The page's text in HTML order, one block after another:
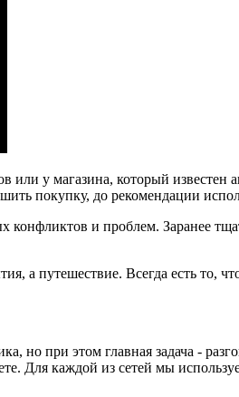
или у магазина, который
покупку, до рекомендации
и проблем. Заранее
а путешествие. Всегда есть
но при этом главная задача -
Для каждой из сетей мы